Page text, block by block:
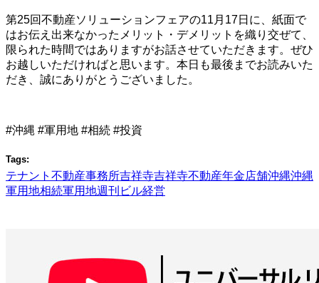
第25回不動産ソリューションフェアの11月17日に、紙面で
はお伝え出来なかったメリット・デメリットを織り交ぜて、
限られた時間ではありますがお話させていただきます。ぜひ
お越しいただければと思います。本日も最後までお読みいた
だき、誠にありがとうございました。
#沖縄 #軍用地 #相続 #投資
Tags:
テナント 不動産事務所吉祥寺吉祥寺不動産年金店舗沖縄沖縄
軍用地相続軍用地週刊ビル経営